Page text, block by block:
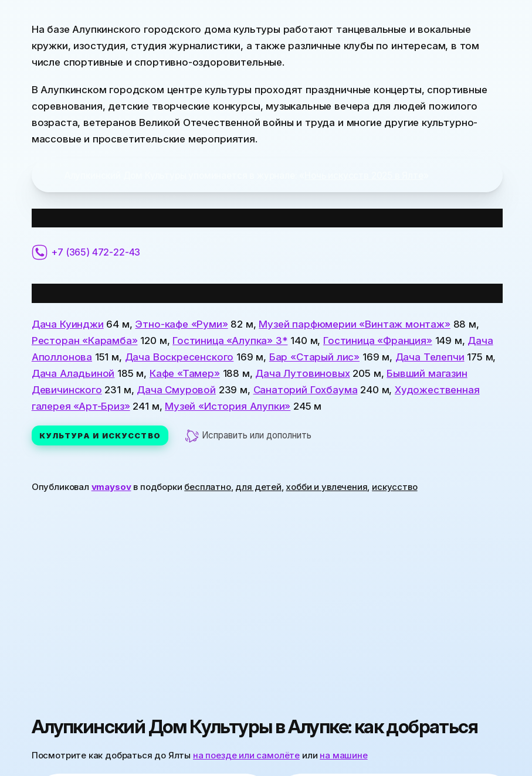
На базе Алупкинского городского дома культуры работают танцевальные и вокальные
кружки, изостудия, студия журналистики, а также различные клубы по интересам, в том
числе спортивные и спортивно-оздоровительные.
В Алупкинском городском центре культуры проходят праздничные концерты, спортивные
соревнования, детские творческие конкурсы, музыкальные вечера для людей пожилого
возраста, ветеранов Великой Отечественной войны и труда и многие другие культурно-
массовые и просветительские мероприятия.
+7 (365) 472-22-43
Дача Куинджи 64 м, Этно-кафе «Руми»82 м, Музей парфюмерии «Винтаж монтаж»88 м,
Ресторан «Карамба»120 м, Гостиница «Алупка» 3* 140 м, Гостиница «Франция»149 м, Дача
Аполлонова 151 м, Дача Воскресенского 169 м, Бар «Старый лис» 169 м, Дача Телепчи 175 м,
Дача Аладьиной 185 м, Кафе «Тамер»188 м, Дача Лутовиновых205 м, Бывший магазин
Девичинского 231 м, Дача Смуровой 239 м, Санаторий Гохбаума 240 м, Художественная
галерея «Арт-Бриз»241 м, Музей «История Алупки» 245 м
КУЛЬТУРА И ИСКУССТВО Исправить или дополнить
Опубликовал vmaysovв подборки бесплатно, для детей хобби и увлечения искусство
Алупкинский Дом Культуры в Алупке: как добраться
Посмотрите как добраться до Ялты на поезде или самолёте или на машине